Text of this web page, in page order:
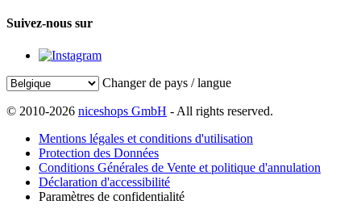
Suivez-nous sur
Changer de pays / langue
© 2010-2026 niceshops GmbH - All rights reserved.
Mentions légales et conditions d'utilisation
Protection des Données
Conditions Générales de Vente et politique d'annulation
Déclaration d'accessibilité
Paramètres de confidentialité